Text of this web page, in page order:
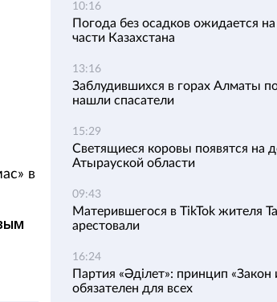
в
10:16
Погода без осадков ожидается
части Казахстана
13:16
Заблудившихся в горах Алматы
нашли спасатели
15:29
Светящиеся коровы появятся на
Атырауской области
09:43
Матерившегося в TikTok жителя
арестовали
16:24
Партия «Әділет»: принцип «Закон
обязателен для всех